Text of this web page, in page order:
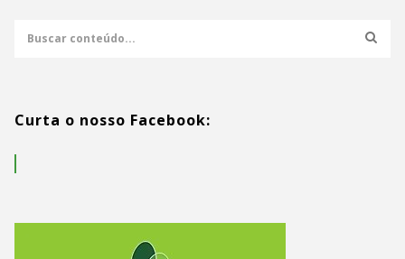
Curta o nosso Facebook: